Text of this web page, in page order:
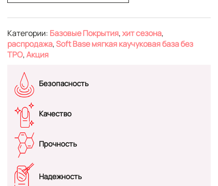
Категории: Базовые Покрытия,хит сезона,
распродажа,Soft Base мягкая каучуковая база без
TPO,Акция
Безопасность
Качество
Прочность
Надежность